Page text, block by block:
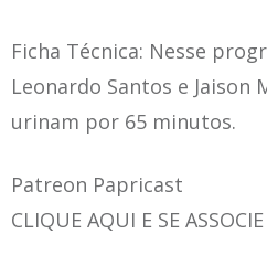
Ficha Técnica: Nesse
Leonardo Santos e Jaison
urinam por 65 minutos.
Patreon Papricast
CLIQUE AQUI E SE